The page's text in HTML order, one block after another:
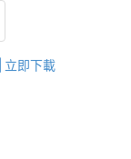
立即下載